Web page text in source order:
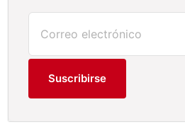
Suscribirse